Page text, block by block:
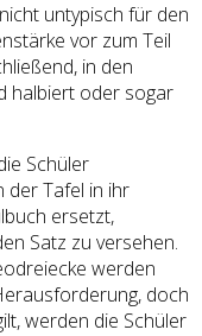
untypisch für den
vor zum Teil
in den
halbiert oder sogar
Schüler
der Tafel in ihr
ersetzt,
Satz zu versehen.
werden
doch
werden die Schüler